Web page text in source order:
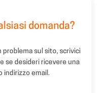
domanda?
problema sul sito, scrivici
se desideri ricevere una
indirizzo email.